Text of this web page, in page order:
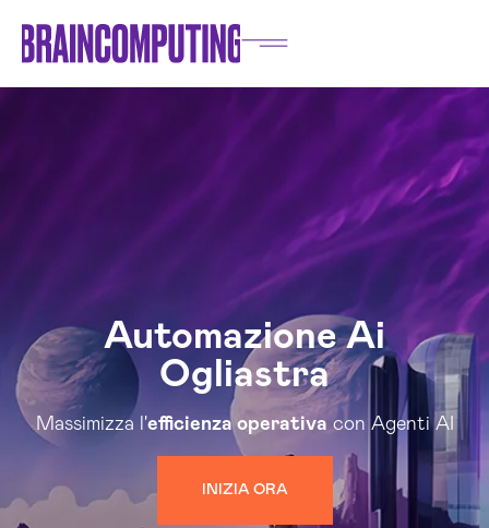
Automazione Ai
Ogliastra
Massimizza l'efficienza operativa con Agenti AI
INIZIA ORA